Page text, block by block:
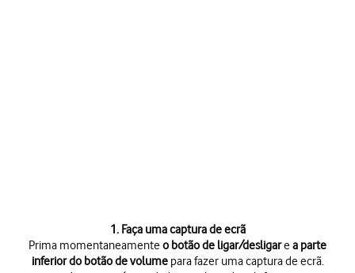
1. Faça uma captura de ecrã
Prima momentaneamenteo botão de ligar/desligarea parte
inferior do botão de volumepara fazer uma captura de ecrã.